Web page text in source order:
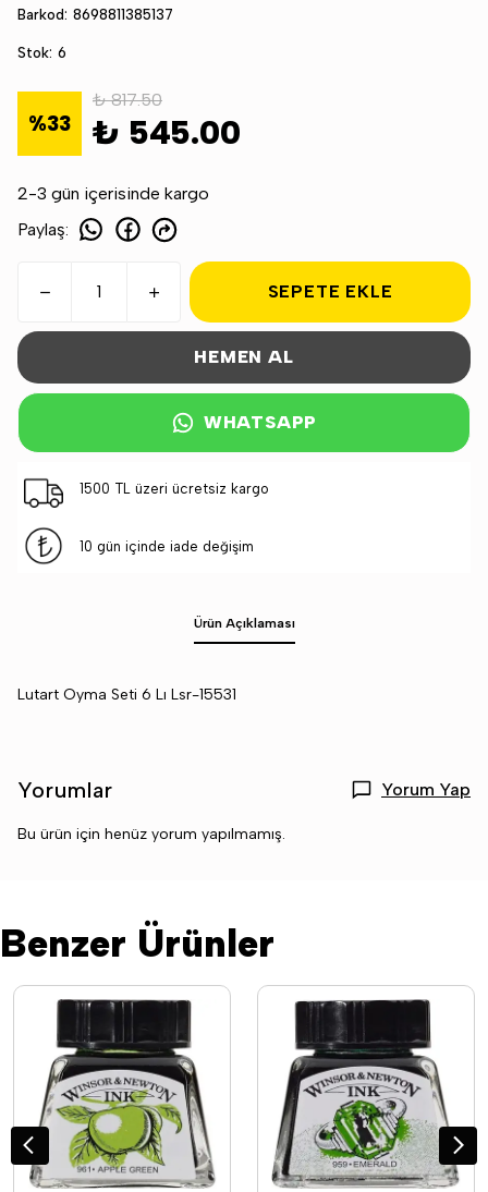
Barkod: 8698811385137
Stok: 6
%33
₺ 817.50
₺ 545.00
2-3 gün içerisinde kargo
Paylaş:
SEPETE EKLE
HEMEN AL
WHATSAPP
1500 TL üzeri ücretsiz kargo
10 gün içinde iade değişim
Ürün Açıklaması
Lutart Oyma Seti 6 Lı Lsr-15531
Yorumlar Yorum Yap
Bu ürün için henüz yorum yapılmamış.
Benzer Ürünler